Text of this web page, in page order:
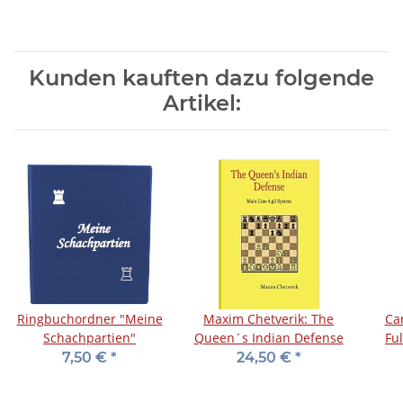
Kunden kauften dazu folgende
Artikel:
Ringbuchordner "Meine
Schachpartien"
7,50 € *
Maxim Chetverik: The
Queen´s Indian Defense
24,50 € *